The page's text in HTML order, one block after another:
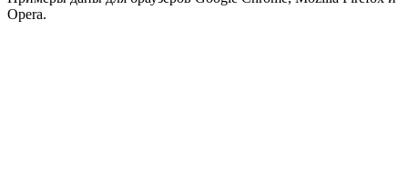
Opera.